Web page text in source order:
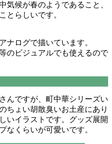
気候が春のようであること、
とらしいです。
ナログで描いています。
のビジュアルでも使えるので
んですが、町中華シリーズい
ちょい胡散臭いお土産にあり
いイラストです。グッズ展開
なくらいが可愛いです。